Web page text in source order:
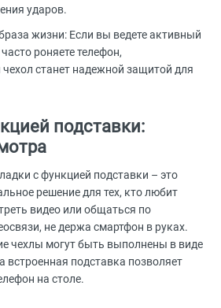
ударов.
жизни: Если вы ведете активный
роняете телефон,
станет надежной защитой для
подставки:
с функцией подставки – это
решение для тех, кто любит
видео или общаться по
не держа смартфон в руках.
чехлы могут быть выполнены в виде
встроенная подставка позволяет
на столе.